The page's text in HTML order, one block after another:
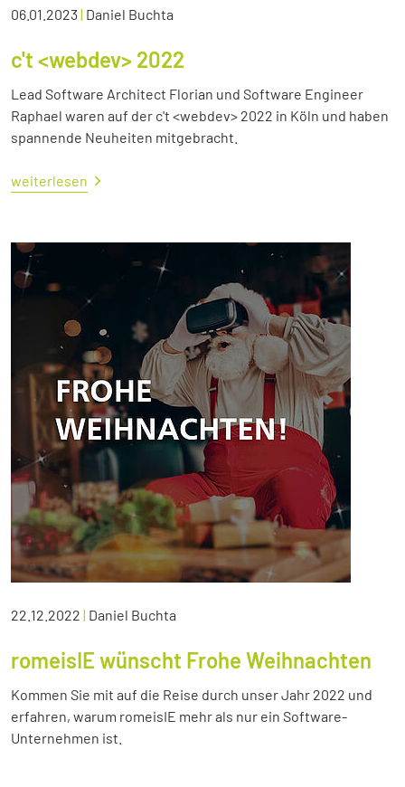
06.01.2023| Daniel Buchta
c't <webdev> 2022
Lead Software Architect Florian und Software Engineer
Raphael waren auf der c't <webdev> 2022 in Köln und haben
spannende Neuheiten mitgebracht.
weiterlesen
22.12.2022 | Daniel Buchta
romeisIE wünscht Frohe Weihnachten
Kommen Sie mit auf die Reise durch unser Jahr 2022 und
erfahren, warum romeisIE mehr als nur ein Software-
Unternehmen ist.